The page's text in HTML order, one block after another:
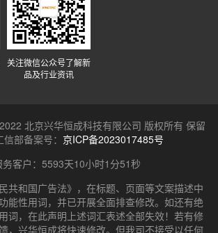
关注微信公众号了解新
品及行业资讯
北京兴华恒成科技有限公司 版权所有 保留
部备案号： 京ICP备2023017485号
客户： 5593天10小时1分52秒
共和国广告法》，在标题、页面等文案描述中
能性用词，并已开展全面排查修改。如还有绝
词，在此声明上述词汇表述全部失效！若有修
，兴华恒成将快速修改。但我司不接受以任何